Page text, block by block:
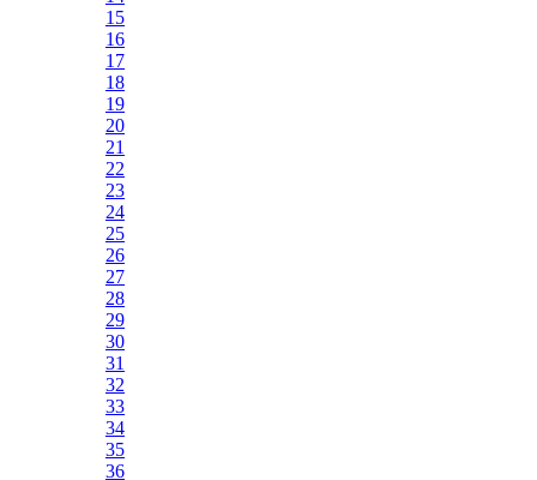
15
16
17
18
19
20
21
22
23
24
25
26
27
28
29
30
31
32
33
34
35
36